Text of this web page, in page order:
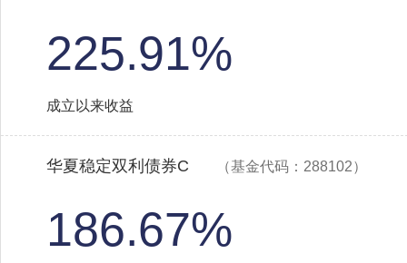
225.91%
成立以来收益
华夏稳定双利债券C （基金代码：288102）
186.67%